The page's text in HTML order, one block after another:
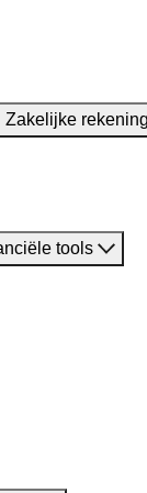
Zakelijke
tools